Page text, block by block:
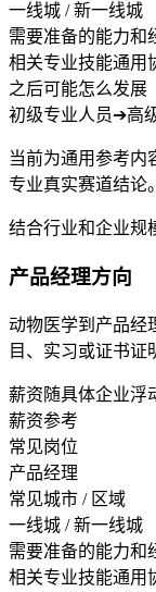
一线城 / 新一线城
需要准备的能力和
相关专业技能通用
之后可能怎么发展
初级专业人员➔高
当前为通用参考内
专业真实赛道结论。
结合行业和企业规
产品经理方向
动物医学到产品经
目、实习或证书证
薪资随具体企业浮
薪资参考
常见岗位
产品经理
常见城市 / 区域
一线城 / 新一线城
需要准备的能力和
相关专业技能通用